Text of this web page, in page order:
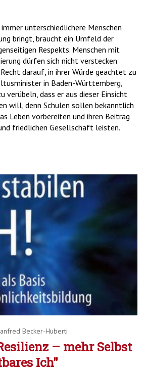
unterschiedlichere Menschen
bringt, braucht ein Umfeld der
Respekts. Menschen mit
dürfen sich nicht verstecken
darauf, in ihrer Würde geachtet zu
in Baden-Württemberg,
verübeln, dass er aus dieser Einsicht
will, denn Schulen sollen bekanntlich
Leben vorbereiten und ihren Beitrag
friedlichen Gesellschaft leisten.
Becker-Huberti
– mehr Selbst
Ich"